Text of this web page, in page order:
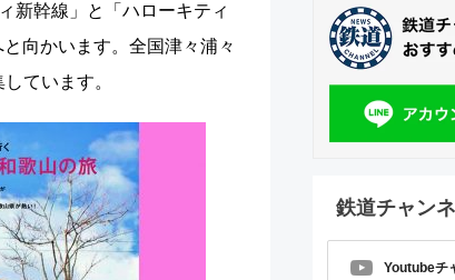
新幹線」と「ハローキティ
向かいます。全国津々浦々
ています。
鉄道チャン
Youtubeチ